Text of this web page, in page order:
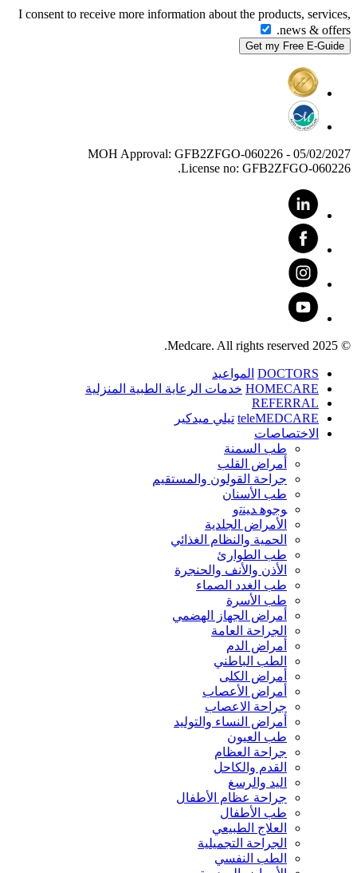
I consent to receive more information about the products, services,
news & offers.
MOH Approval: GFB2ZFGO-060226 - 05/02/2027
License no: GFB2ZFGO-060226.
© 2025 Medcare. All rights reserved.
DOCTORS المواعيد
HOMECARE خدمات الرعاية الطبية المنزلية
REFERRAL
teleMEDCARE تيلي ميدكير
الاختصاصات
طب السمنة
أمراض القلب
جراحة القولون والمستقيم
طب الأسنان
ﻮﺟﻮﻫ ﺪﻴﻨﺗﻭ
الأمراض الجلدية
الحمية والنظام الغذائي
طب الطوارئ
الأذن والأنف والحنجرة
طب الغدد الصماء
طب الأسرة
أمراض الجهاز الهضمي
الجراحة العامة
أمراض الدم
الطب الباطني
أمراض الكلى
أمراض الأعصاب
جراحة الاعصاب
أمراض النساء والتوليد
طب العيون
جراحة العظام
القدم والكاحل
اليد والرسغ
جراحة عظام الأطفال
طب الأطفال
العلاج الطبيعي
الجراحة التجميلية
الطب النفسي